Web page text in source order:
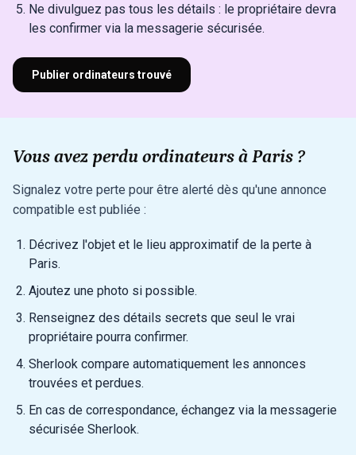
Ne divulguez pas tous les détails : le propriétaire devra
les confirmer via la messagerie sécurisée.
Publier ordinateurs trouvé
Vous avez perdu ordinateurs à Paris ?
Signalez votre perte pour être alerté dès qu'une annonce
compatible est publiée :
Décrivez l'objet et le lieu approximatif de la perte à
Paris.
Ajoutez une photo si possible.
Renseignez des détails secrets que seul le vrai
propriétaire pourra confirmer.
Sherlook compare automatiquement les annonces
trouvées et perdues.
En cas de correspondance, échangez via la messagerie
sécurisée Sherlook.